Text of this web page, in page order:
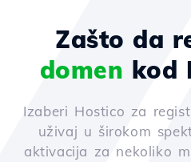
Zašto da
domen kod
Izaberi Hostico za
uživaj u širokom
aktivacija za nekoliko